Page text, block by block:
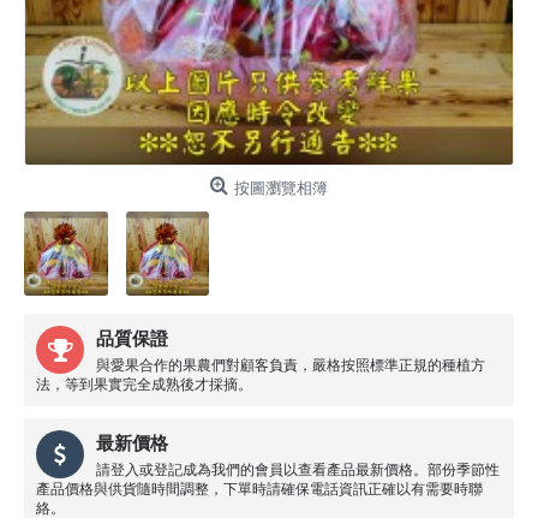
按圖瀏覽相簿
品質保證
與愛果合作的果農們對顧客負責，嚴格按照標準正規的種植方
法，等到果實完全成熟後才採摘。
最新價格
請登入或登記成為我們的會員以查看產品最新價格。部份季節性
產品價格與供貨隨時間調整，下單時請確保電話資訊正確以有需要時聯
絡。